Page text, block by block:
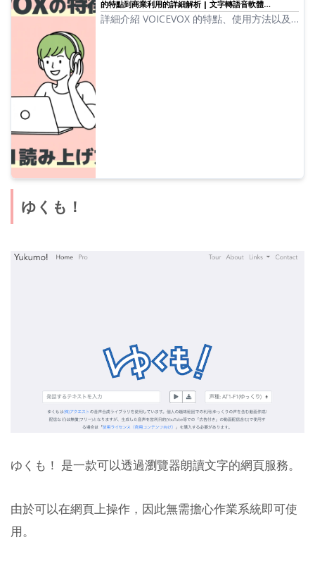
的特點到商業利用的詳細解析 | 文字轉語音軟體
Ondoku
詳細介紹 VOICEVOX 的特點、使用方法以及
ゆくも！
ゆくも！ 是一款可以透過瀏覽器朗讀文字的網頁服務。
由於可以在網頁上操作，因此無需擔心作業系統即可使
用。